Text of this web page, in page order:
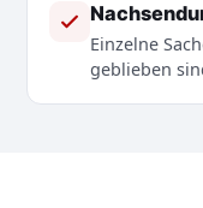
Einzelne
geblieben